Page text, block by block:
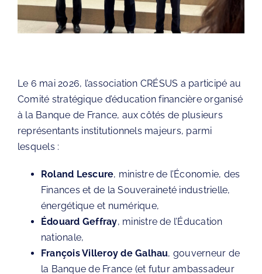
Le 6 mai 2026, l’association CRÉSUS a participé au
Comité stratégique d’éducation financière organisé
à la Banque de France, aux côtés de plusieurs
représentants institutionnels majeurs, parmi
lesquels :
Roland Lescure, ministre de l’Économie, des
Finances et de la Souveraineté industrielle,
énergétique et numérique,
Édouard Geffray, ministre de l’Éducation
nationale,
François Villeroy de Galhau, gouverneur de
la Banque de France (et futur ambassadeur